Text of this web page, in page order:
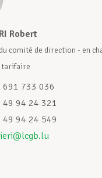
en vie privée
professionnel
Robert
comité de direction - en
tarifaire
691 733 036
49 94 24 321
49 94 24 549